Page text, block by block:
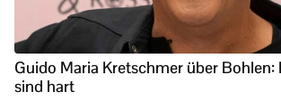
Guido Maria Kretschmer über Bohlen:
sind hart